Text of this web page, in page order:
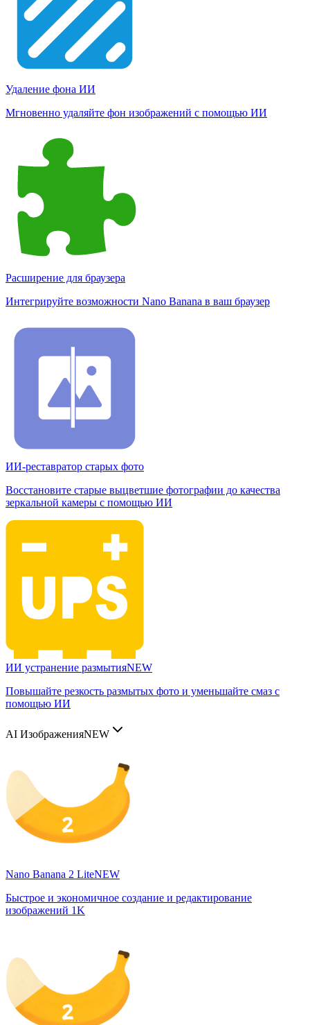
Удаление фона ИИ
Мгновенно удаляйте фон изображений с помощью ИИ
Расширение для браузера
Интегрируйте возможности Nano Banana в ваш браузер
ИИ-реставратор старых фото
Восстановите старые выцветшие фотографии до качества
зеркальной камеры с помощью ИИ
ИИ устранение размытияNEW
Повышайте резкость размытых фото и уменьшайте смаз с
помощью ИИ
AI ИзображенияNEW
Nano Banana 2 LiteNEW
Быстрое и экономичное создание и редактирование
изображений 1K